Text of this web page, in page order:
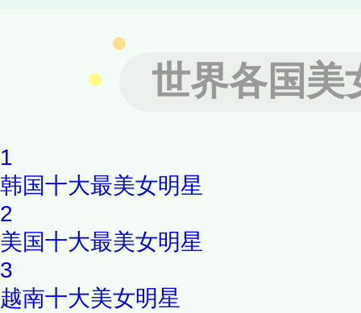
奖、俄罗斯Hit Fm音乐奖等荣
有《魔法电波》、《Alizée
世界各国美
1
韩国十大最美女明星
2
美国十大最美女明星
3
越南十大美女明星